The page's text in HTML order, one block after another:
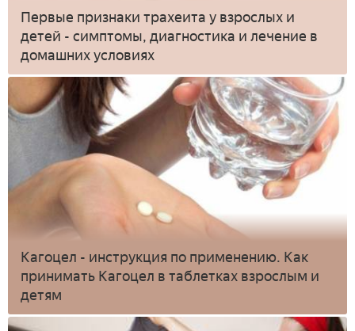
Первые признаки трахеита у взрослых и
детей - симптомы, диагностика и лечение в
домашних условиях
Кагоцел - инструкция по применению. Как
принимать Кагоцел в таблетках взрослым и
детям